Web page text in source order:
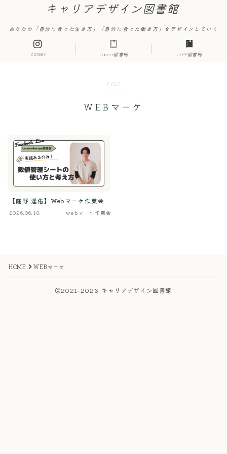
キャリアデザイン図書館
あなたの「自分に合った生き方」「自分に合った働き方」をデザインしていく
career career図書館 LIFE図書館
TAG
WEBマーケ
【庭野 遥佑】Webマーケ作業会
2026.06.18 webマーケ作業会
HOME WEBマーケ
2021–2026 キャリアデザイン図書館